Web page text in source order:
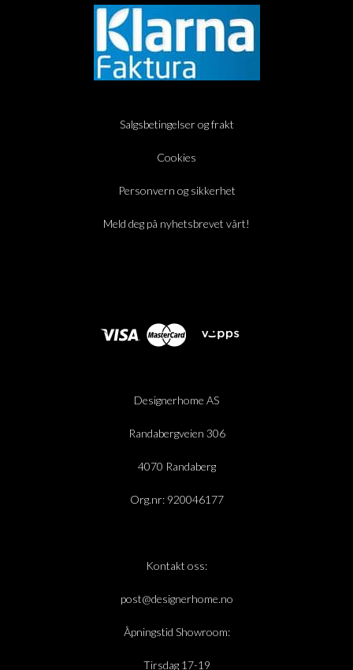
Salgsbetingelser og frakt
Cookies
Personvern og sikkerhet
Meld deg på nyhetsbrevet vårt!
Designerhome AS
Randabergveien 306
4070 Randaberg
Org.nr: 920046177
Kontakt oss:
post@designerhome.no
Åpningstid Showroom:
Tirsdag 17-19